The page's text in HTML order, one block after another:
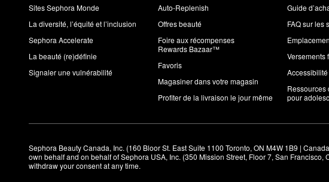
Sites Sephora Monde
La diversité, l’équité et l’inclusion
Sephora Accelerate
La beauté (re)définie
Signaler une vulnérabilité
Auto-Replenish
Offres beauté
Foire aux récompenses
Rewards Bazaar™
Favoris
Magasiner dans votre magasin
Profiter de la livraison le jour même
Guide
FAQ sur les
Versements
Accessibilité
Ressources
pour
Sephora Beauty Canada, Inc. (160 Bloor St. East Suite 1100 Toronto, ON M4W 1B9 |
own behalf and on behalf of Sephora USA, Inc. (350 Mission Street, Floor 7, San Francisco,
withdraw your consent at any time.